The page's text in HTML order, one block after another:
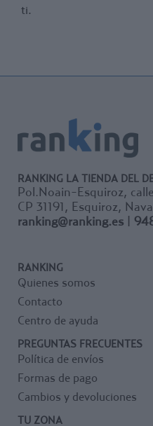
ti.
RANKING LA TIENDA DEL
Pol.Noain-Esquiroz,
CP 31191, Esquiroz,
ranking@ranking.es |
RANKING
Quienes somos
Contacto
Centro de ayuda
PREGUNTAS FRECUENTES
Política de envíos
Formas de pago
Cambios y devoluciones
TU ZONA